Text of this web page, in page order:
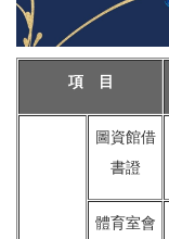
項 目
圖資館借
書證
體育室會